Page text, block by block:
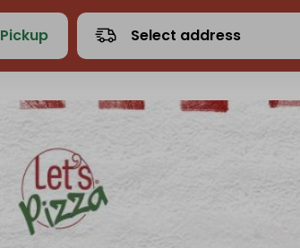
Pickup Select address